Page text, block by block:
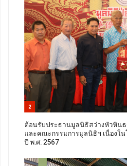
2
ต้อนรับประธานมูลนิธิสว่างหัวหิน
และคณะกรรมการมูลนิธิฯ เนื่องใ
ปี พ.ศ. 2567